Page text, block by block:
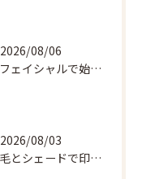
2026/08/06
光フェイシャルで始める岐阜県関市の美肌デビュー完全ガイド
2026/08/03
眉毛とシェードで印象を変える選び方ガイド岐阜県関市高山市